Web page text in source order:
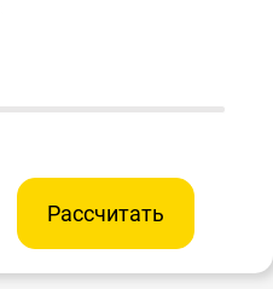
Рассчитать